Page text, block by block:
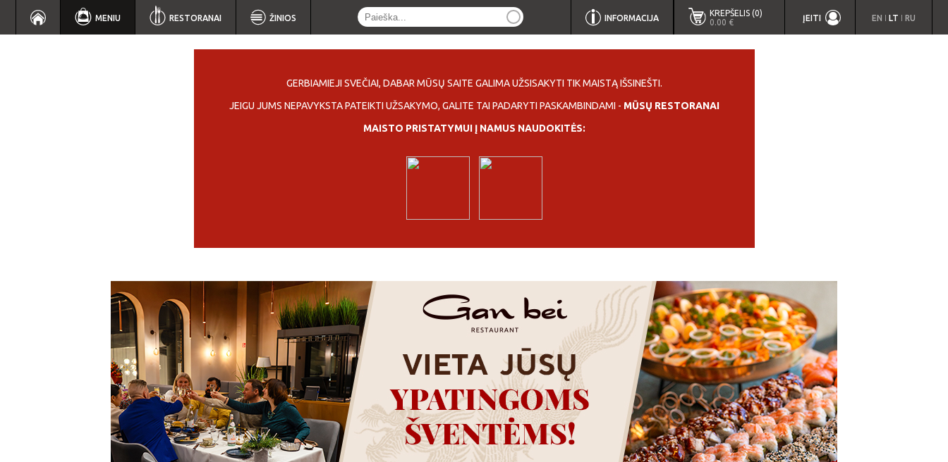
MENIU RESTORANAI ŽINIOS INFORMACIJA
KREPŠELIS (0)
0.00 €
ĮEITI EN LT RU
GERBIAMIEJI SVEČIAI, DABAR MŪSŲ SAITE GALIMA UŽSISAKYTI TIK MAISTĄ IŠSINEŠTI.
JEIGU JUMS NEPAVYKSTA PATEIKTI UŽSAKYMO, GALITE TAI PADARYTI PASKAMBINDAMI - MŪSŲ RESTORANAI
MAISTO PRISTATYMUI Į NAMUS NAUDOKITĖS: